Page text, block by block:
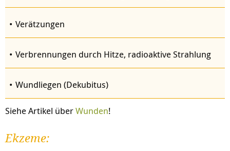
Verätzungen
Verbrennungen durch Hitze, radioaktive Strahlung
Wundliegen (Dekubitus)
Siehe Artikel überWunden!
Ekzeme: